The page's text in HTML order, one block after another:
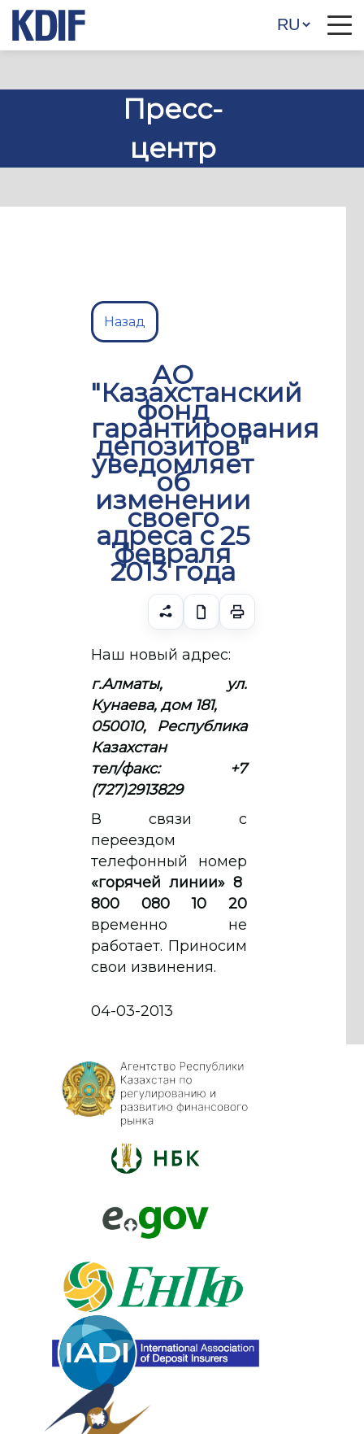
Пресс-
центр
Назад
АО
"Казахстанский
фонд
гарантирования
депозитов"
уведомляет
об
изменении
своего
адреса с 25
февраля
2013 года
Наш новый адрес:
г.Алматы, ул.
Кунаева, дом 181,
050010, Республика
Казахстан
тел/факс: +7
(727)2913829
В связи с
переездом
телефонный номер
«горячей линии» 8
800 080 10 20
временно не
работает. Приносим
свои извинения.
04-03-2013